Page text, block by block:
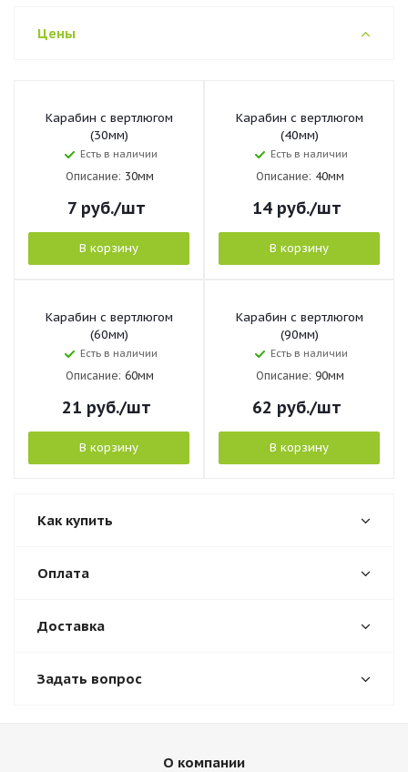
Цены
Карабин с вертлюгом
(30мм)
Есть в наличии
Описание: 30мм
7руб./шт
В корзину
Карабин с вертлюгом
(40мм)
Есть в наличии
Описание: 40мм
14руб./шт
В корзину
Карабин с вертлюгом
(60мм)
Есть в наличии
Описание: 60мм
21 руб./шт
В корзину
Карабин с вертлюгом
(90мм)
Есть в наличии
Описание: 90мм
62 руб./шт
В корзину
Как купить
Оплата
Доставка
Задать вопрос
О компании